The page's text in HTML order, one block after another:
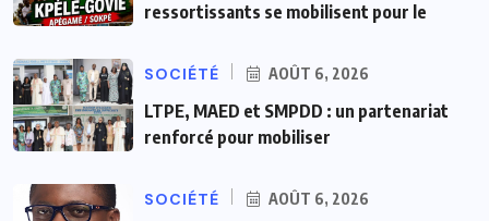
ressortissants se mobilisent pour le
SOCIÉTÉ AOÛT 6, 2026
LTPE, MAED et SMPDD : un partenariat
renforcé pour mobiliser
SOCIÉTÉ AOÛT 6, 2026